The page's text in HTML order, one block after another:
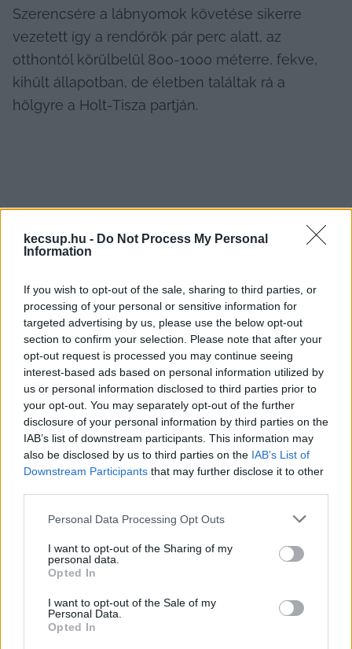
kecsup.hu - Do Not Process My Personal
Information
If you wish to opt-out of the sale, sharing to third parties, or
processing of your personal or sensitive information for
targeted advertising by us, please use the below opt-out
section to confirm your selection. Please note that after your
opt-out request is processed you may continue seeing
interest-based ads based on personal information utilized by
us or personal information disclosed to third parties prior to
your opt-out. You may separately opt-out of the further
disclosure of your personal information by third parties on the
IAB’s list of downstream participants. This information may
also be disclosed by us to third parties on the IAB’s List of
Downstream Participants that may further disclose it to other
Please note that this website/app uses one or more Google
not limited to your visit or usage behaviour. You may click to
grant or deny consent to Google and its third-party tags to
use your data for below specified purposes in below Google
consent section.
Personal Data Processing Opt Outs
I want to opt-out of the Sharing of my
personal data.
Opted In
I want to opt-out of the Sale of my
Personal Data.
Opted In
Szerencsére a lábnyomok követése sikerre
vezetett így a rendőrök pár perc alatt, az
otthontól körülbelül 800-1000 méterre, fekve,
kihűlt állapotban, de életben találtak rá a
hölgyre a Holt-Tisza partján.
Fotó: Hírös Rescue Team Speciális Mentő Egyesület
legközelebbi lakóingatlanba és a Hírös Rescue
Team tagjai itt csatlakoztak be a mentéshez,
megkezdték a vizsgálatot és az ellátást, amíg az
OMSZ bajtársai a helyszínre érkeznek.